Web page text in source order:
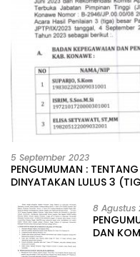
5 September 2023
PENGUMUMAN :
DINYATAKAN LULUS 3
LINGKUNGAN
8 Agustus
DAN